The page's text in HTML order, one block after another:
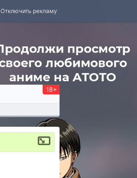
Отключить рекламу
18+